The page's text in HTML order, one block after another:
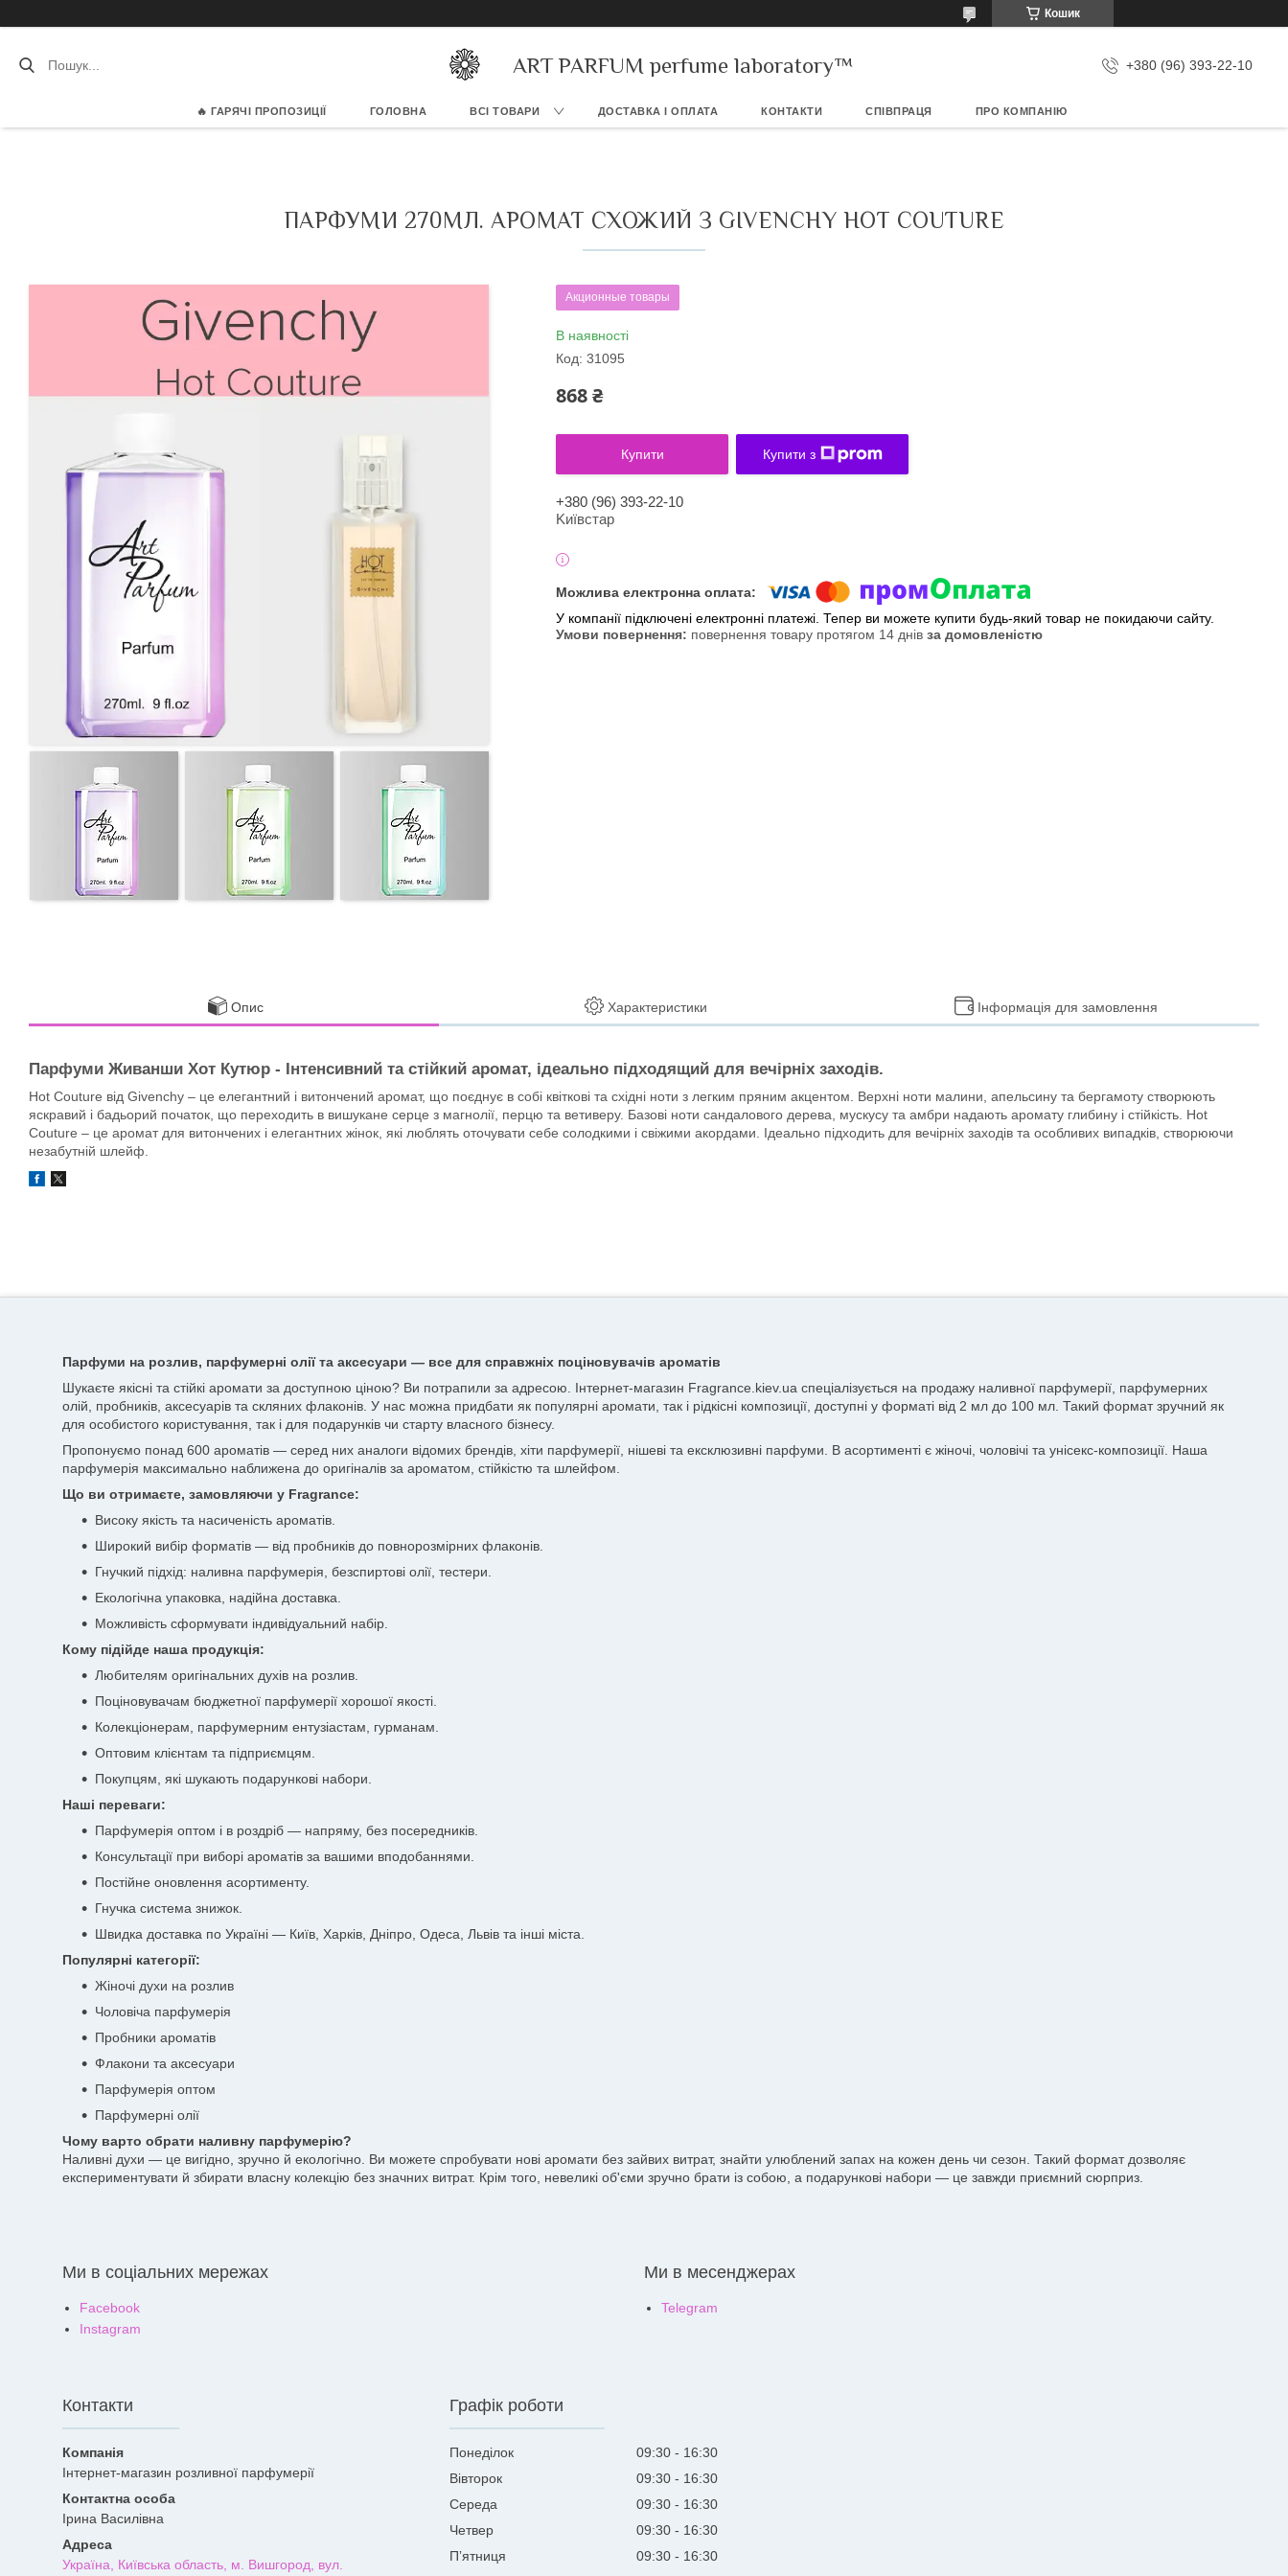
Кошик
ART PARFUM perfume laboratory™ +380 (96) 393-22-10
🔥 ГАРЯЧІ ПРОПОЗИЦІЇ ГОЛОВНА ВСІ ТОВАРИ ДОСТАВКА І ОПЛАТА КОНТАКТИ СПІВПРАЦЯ ПРО КОМПАНІЮ
ПАРФУМИ 270МЛ. АРОМАТ СХОЖИЙ З GIVENCHY HOT COUTURE
Акционные товары
В наявності
Код: 31095
868 ₴
Купити Купити з
+380 (96) 393-22-10
Kиївcтaр
У компанії підключені електронні платежі. Тепер ви можете купити будь-який товар не покидаючи сайту.
повернення товару протягом 14 днів за домовленістю
Опис Характеристики Інформація для замовлення
Парфуми Живанши Хот Кутюр - Інтенсивний та стійкий аромат, ідеально підходящий для вечірніх заходів.
Hot Couture від Givenchy – це елегантний і витончений аромат, що поєднує в собі квіткові та східні ноти з легким пряним акцентом. Верхні ноти малини, апельсину та бергамоту створюють
яскравий і бадьорий початок, що переходить в вишукане серце з магнолії, перцю та ветиверу. Базові ноти сандалового дерева, мускусу та амбри надають аромату глибину і стійкість. Hot
Couture – це аромат для витончених і елегантних жінок, які люблять оточувати себе солодкими і свіжими акордами. Ідеально підходить для вечірніх заходів та особливих випадків, створюючи
незабутній шлейф.
Парфуми на розлив, парфумерні олії та аксесуари — все для справжніх поціновувачів ароматів
Шукаєте якісні та стійкі аромати за доступною ціною? Ви потрапили за адресою. Інтернет-магазин Fragrance.kiev.ua спеціалізується на продажу наливної парфумерії, парфумерних
олій, пробників, аксесуарів та скляних флаконів. У нас можна придбати як популярні аромати, так і рідкісні композиції, доступні у форматі від 2 мл до 100 мл. Такий формат зручний як
для особистого користування, так і для подарунків чи старту власного бізнесу.
Пропонуємо понад 600 ароматів — серед них аналоги відомих брендів, хіти парфумерії, нішеві та ексклюзивні парфуми. В асортименті є жіночі, чоловічі та унісекс-композиції. Наша
парфумерія максимально наближена до оригіналів за ароматом, стійкістю та шлейфом.
Що ви отримаєте, замовляючи у Fragrance:
Високу якість та насиченість ароматів.
Широкий вибір форматів — від пробників до повнорозмірних флаконів.
Гнучкий підхід: наливна парфумерія, безспиртові олії, тестери.
Екологічна упаковка, надійна доставка.
Можливість сформувати індивідуальний набір.
Кому підійде наша продукція:
Любителям оригінальних духів на розлив.
Поціновувачам бюджетної парфумерії хорошої якості.
Колекціонерам, парфумерним ентузіастам, гурманам.
Оптовим клієнтам та підприємцям.
Покупцям, які шукають подарункові набори.
Наші переваги:
Парфумерія оптом і в роздріб — напряму, без посередників.
Консультації при виборі ароматів за вашими вподобаннями.
Постійне оновлення асортименту.
Гнучка система знижок.
Швидка доставка по Україні — Київ, Харків, Дніпро, Одеса, Львів та інші міста.
Популярні категорії:
Жіночі духи на розлив
Чоловіча парфумерія
Пробники ароматів
Флакони та аксесуари
Парфумерія оптом
Парфумерні олії
Чому варто обрати наливну парфумерію?
Наливні духи — це вигідно, зручно й екологічно. Ви можете спробувати нові аромати без зайвих витрат, знайти улюблений запах на кожен день чи сезон. Такий формат дозволяє
експериментувати й збирати власну колекцію без значних витрат. Крім того, невеликі об'єми зручно брати із собою, а подарункові набори — це завжди приємний сюрприз.
Ми в соціальних мережах
Facebook
Instagram
Ми в месенджерах
Telegram
Контакти
Інтернет-магазин розливної парфумерії
Ірина Василівна
Україна, Київська область, м. Вишгород, вул.
Графік роботи
Понеділок 09:30
16:30
Вівторок
09:30
16:30
Середа
09:30
16:30
Четвер
09:30
16:30
Пʼятниця
09:30
16:30